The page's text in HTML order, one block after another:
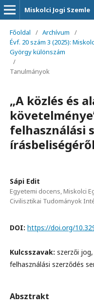
Miskolci Jogi Szemle
Főoldal / Archívum
/
Évf. 20 szám 3 (2025):
György különszám
/
Tanulmányok
„A közlés és
felhasználási
írásbeliségéről
Sápi Edit
Egyetemi docens, Miskolci
Civilisztikai Tudományok
DOI: https://doi.org/
Kulcsszavak: szerzői
felhasználási szerződés
Absztrakt